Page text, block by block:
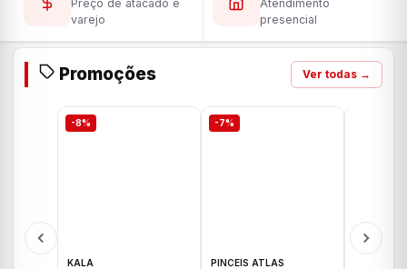
Preço de atacado e
varejo
Atendimento
presencial
Promoções Ver todas →
-8%
KALA
-7%
PINCEIS ATLAS